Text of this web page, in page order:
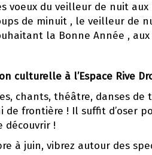
voeux du veilleur de nuit
de minuit , le veilleur de
la Bonne Année ,
culturelle à l’Espace Rive
chants, théâtre, danses
de frontière ! Il suffit d’oser
découvrir !
à juin, vibrez autour des